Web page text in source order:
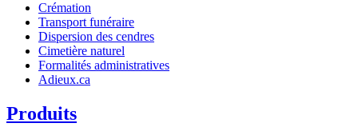
Crémation
Transport funéraire
Dispersion des cendres
Cimetière naturel
Formalités administratives
Adieux.ca
Produits